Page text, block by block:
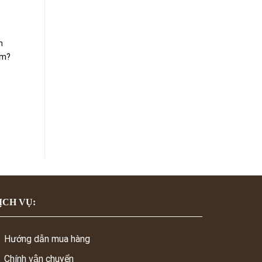
VỤ:
Hướng dẫn mua hàng
Chính vận chuyển